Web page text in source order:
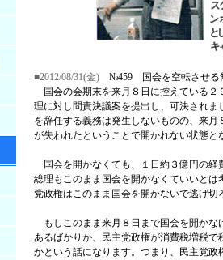
■2012/08/31(金) №459 国会を空転させる
国会の会期末を来月８日に控えている２
理に対し問責決議案を提出し、可決され
を辞任する義務は発生しないものの、来
が失われたということで開かれない状態と
国会を開かなくても、１日約３億円の経
総理もこのまま国会を開かなくていいと
党政権はこのまま国会を開かないで逃げ
もしこのまま来月８日まで国会を開かな
あるばかりか、民主党政権が消費税増税
かという話になります。つまり、民主党